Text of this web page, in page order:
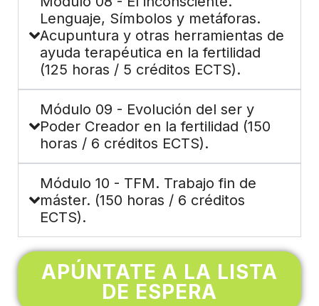
Lenguaje, Símbolos y metáforas.
Acupuntura y otras herramientas de
ayuda terapéutica en la fertilidad
(125 horas / 5 créditos ECTS).
Módulo 09 - Evolución del ser y
Poder Creador en la fertilidad (150
horas / 6 créditos ECTS).
Módulo 10 - TFM. Trabajo fin de
máster. (150 horas / 6 créditos
ECTS).
APÚNTATE A LA LISTA
DE ESPERA